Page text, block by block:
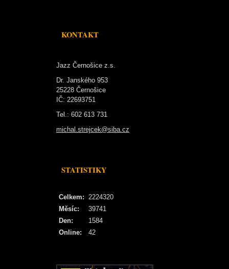
KONTAKT
Jazz Černošice z.s.
Dr. Janského 953
25228 Černošice
IČ: 22693751
Tel.: 602 613 731
michal.strejcek@siba.cz
STATISTIKY
Online: 42
Celkem: 2224320
Měsíc:
39741
Den:
1584